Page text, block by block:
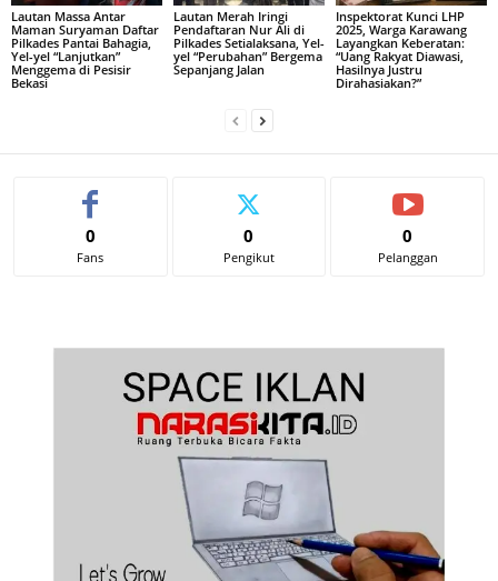
Lautan Massa Antar
Maman Suryaman Daftar
Pilkades Pantai Bahagia,
Yel-yel “Lanjutkan”
Menggema di Pesisir
Bekasi
Lautan Merah Iringi
Pendaftaran Nur Ali di
Pilkades Setialaksana, Yel-
yel “Perubahan” Bergema
Sepanjang Jalan
Inspektorat Kunci LHP
2025, Warga Karawang
Layangkan Keberatan:
“Uang Rakyat Diawasi,
Hasilnya Justru
Dirahasiakan?”
0
Fans
0
Pengikut
0
Pelanggan